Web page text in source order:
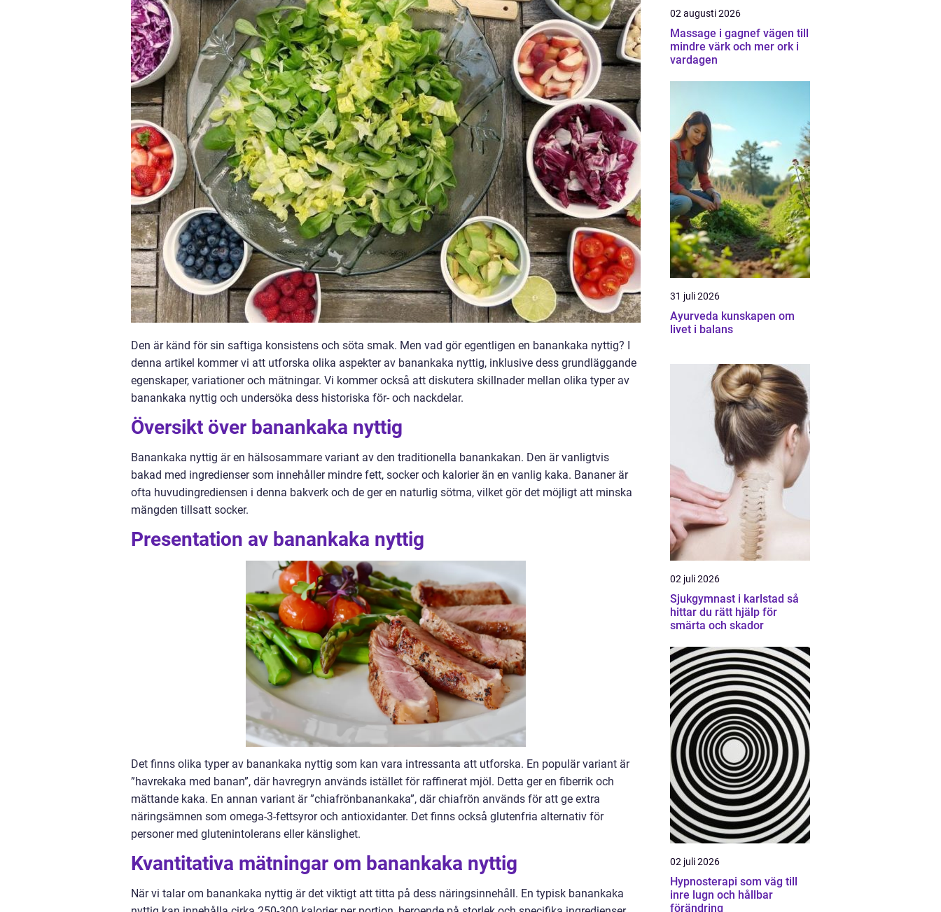
Den är känd för sin saftiga konsistens och söta smak. Men vad gör egentligen en banankaka nyttig? I
denna artikel kommer vi att utforska olika aspekter av banankaka nyttig, inklusive dess grundläggande
egenskaper, variationer och mätningar. Vi kommer också att diskutera skillnader mellan olika typer av
banankaka nyttig och undersöka dess historiska för- och nackdelar.
Översikt över banankaka nyttig
Banankaka nyttig är en hälsosammare variant av den traditionella banankakan. Den är vanligtvis
bakad med ingredienser som innehåller mindre fett, socker och kalorier än en vanlig kaka. Bananer är
ofta huvudingrediensen i denna bakverk och de ger en naturlig sötma, vilket gör det möjligt att minska
mängden tillsatt socker.
Presentation av banankaka nyttig
Det finns olika typer av banankaka nyttig som kan vara intressanta att utforska. En populär variant är
”havrekaka med banan”, där havregryn används istället för raffinerat mjöl. Detta ger en fiberrik och
mättande kaka. En annan variant är ”chiafrönbanankaka”, där chiafrön används för att ge extra
näringsämnen som omega-3-fettsyror och antioxidanter. Det finns också glutenfria alternativ för
personer med glutenintolerans eller känslighet.
Kvantitativa mätningar om banankaka nyttig
När vi talar om banankaka nyttig är det viktigt att titta på dess näringsinnehåll. En typisk banankaka
02 augusti 2026
Massage i gagnef vägen till
mindre värk och mer ork i
vardagen
31 juli 2026
Ayurveda kunskapen om
livet i balans
02 juli 2026
Sjukgymnast i karlstad så
hittar du rätt hjälp för
smärta och skador
02 juli 2026
Hypnosterapi som väg till
inre lugn och hållbar
förändring